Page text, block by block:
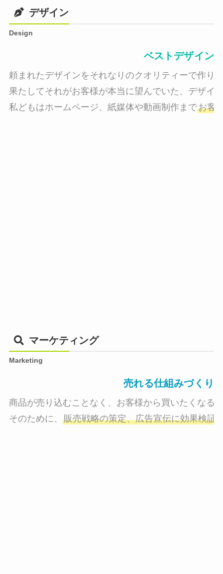
デザイン
Design
ベストデザイン
頼まれたデザインをそれなりのクオリティーで作り
果たしてそれがお客様が本当に望んでいた、デザイ
私どもはホームページ、紙媒体や動画制作までお客
マーケティング
Marketing
売れる仕組みづくり
商品が売り込むことなく、お客様から買いたくなる
そのために、 販売戦略の策定、広告宣伝に効果検証